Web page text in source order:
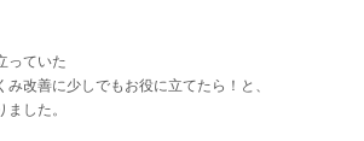
っていた
み改善に少しでもお役に立てたら！と、
した。